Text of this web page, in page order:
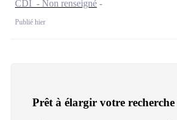
CDI - Non renseigné
Publié hier
Prêt à élargir votre recherche